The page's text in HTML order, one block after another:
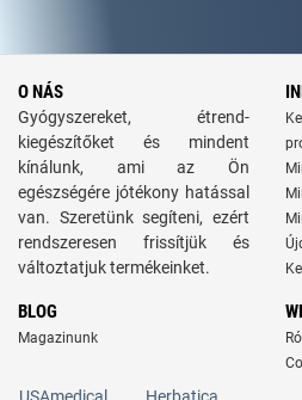
O NÁS
Gyógyszereket, étrend-
kiegészítőket és mindent
kínálunk, ami az Ön
egészségére jótékony hatással
van. Szeretünk segíteni, ezért
rendszeresen frissítjük és
változtatjuk termékeinket.
BLOG
Magazinunk